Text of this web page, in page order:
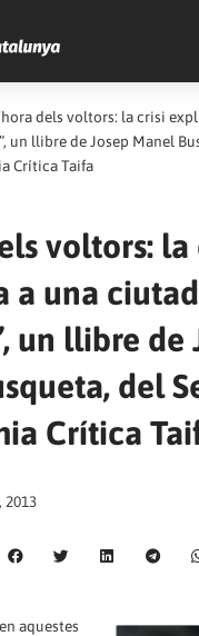
dels voltors: la crisi
un llibre de Josep Manel
Crítica Taifa
voltors:
a una
un llibre de
del
Crítica
2013
aquestes